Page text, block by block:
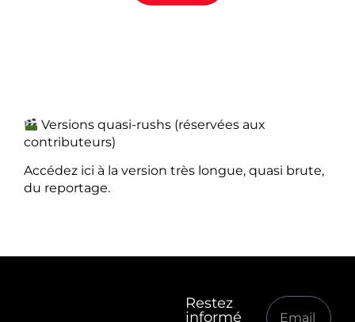
Versions quasi-rushs (réservées aux
contributeurs)
Accédez ici à la version très longue, quasi brute,
du reportage.
Restez
informé